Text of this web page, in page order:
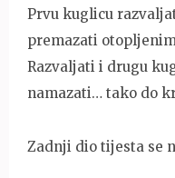
Prvu kuglicu
premazati
Razvaljati i drugu
namazati… tako do
Zadnji dio tijesta se